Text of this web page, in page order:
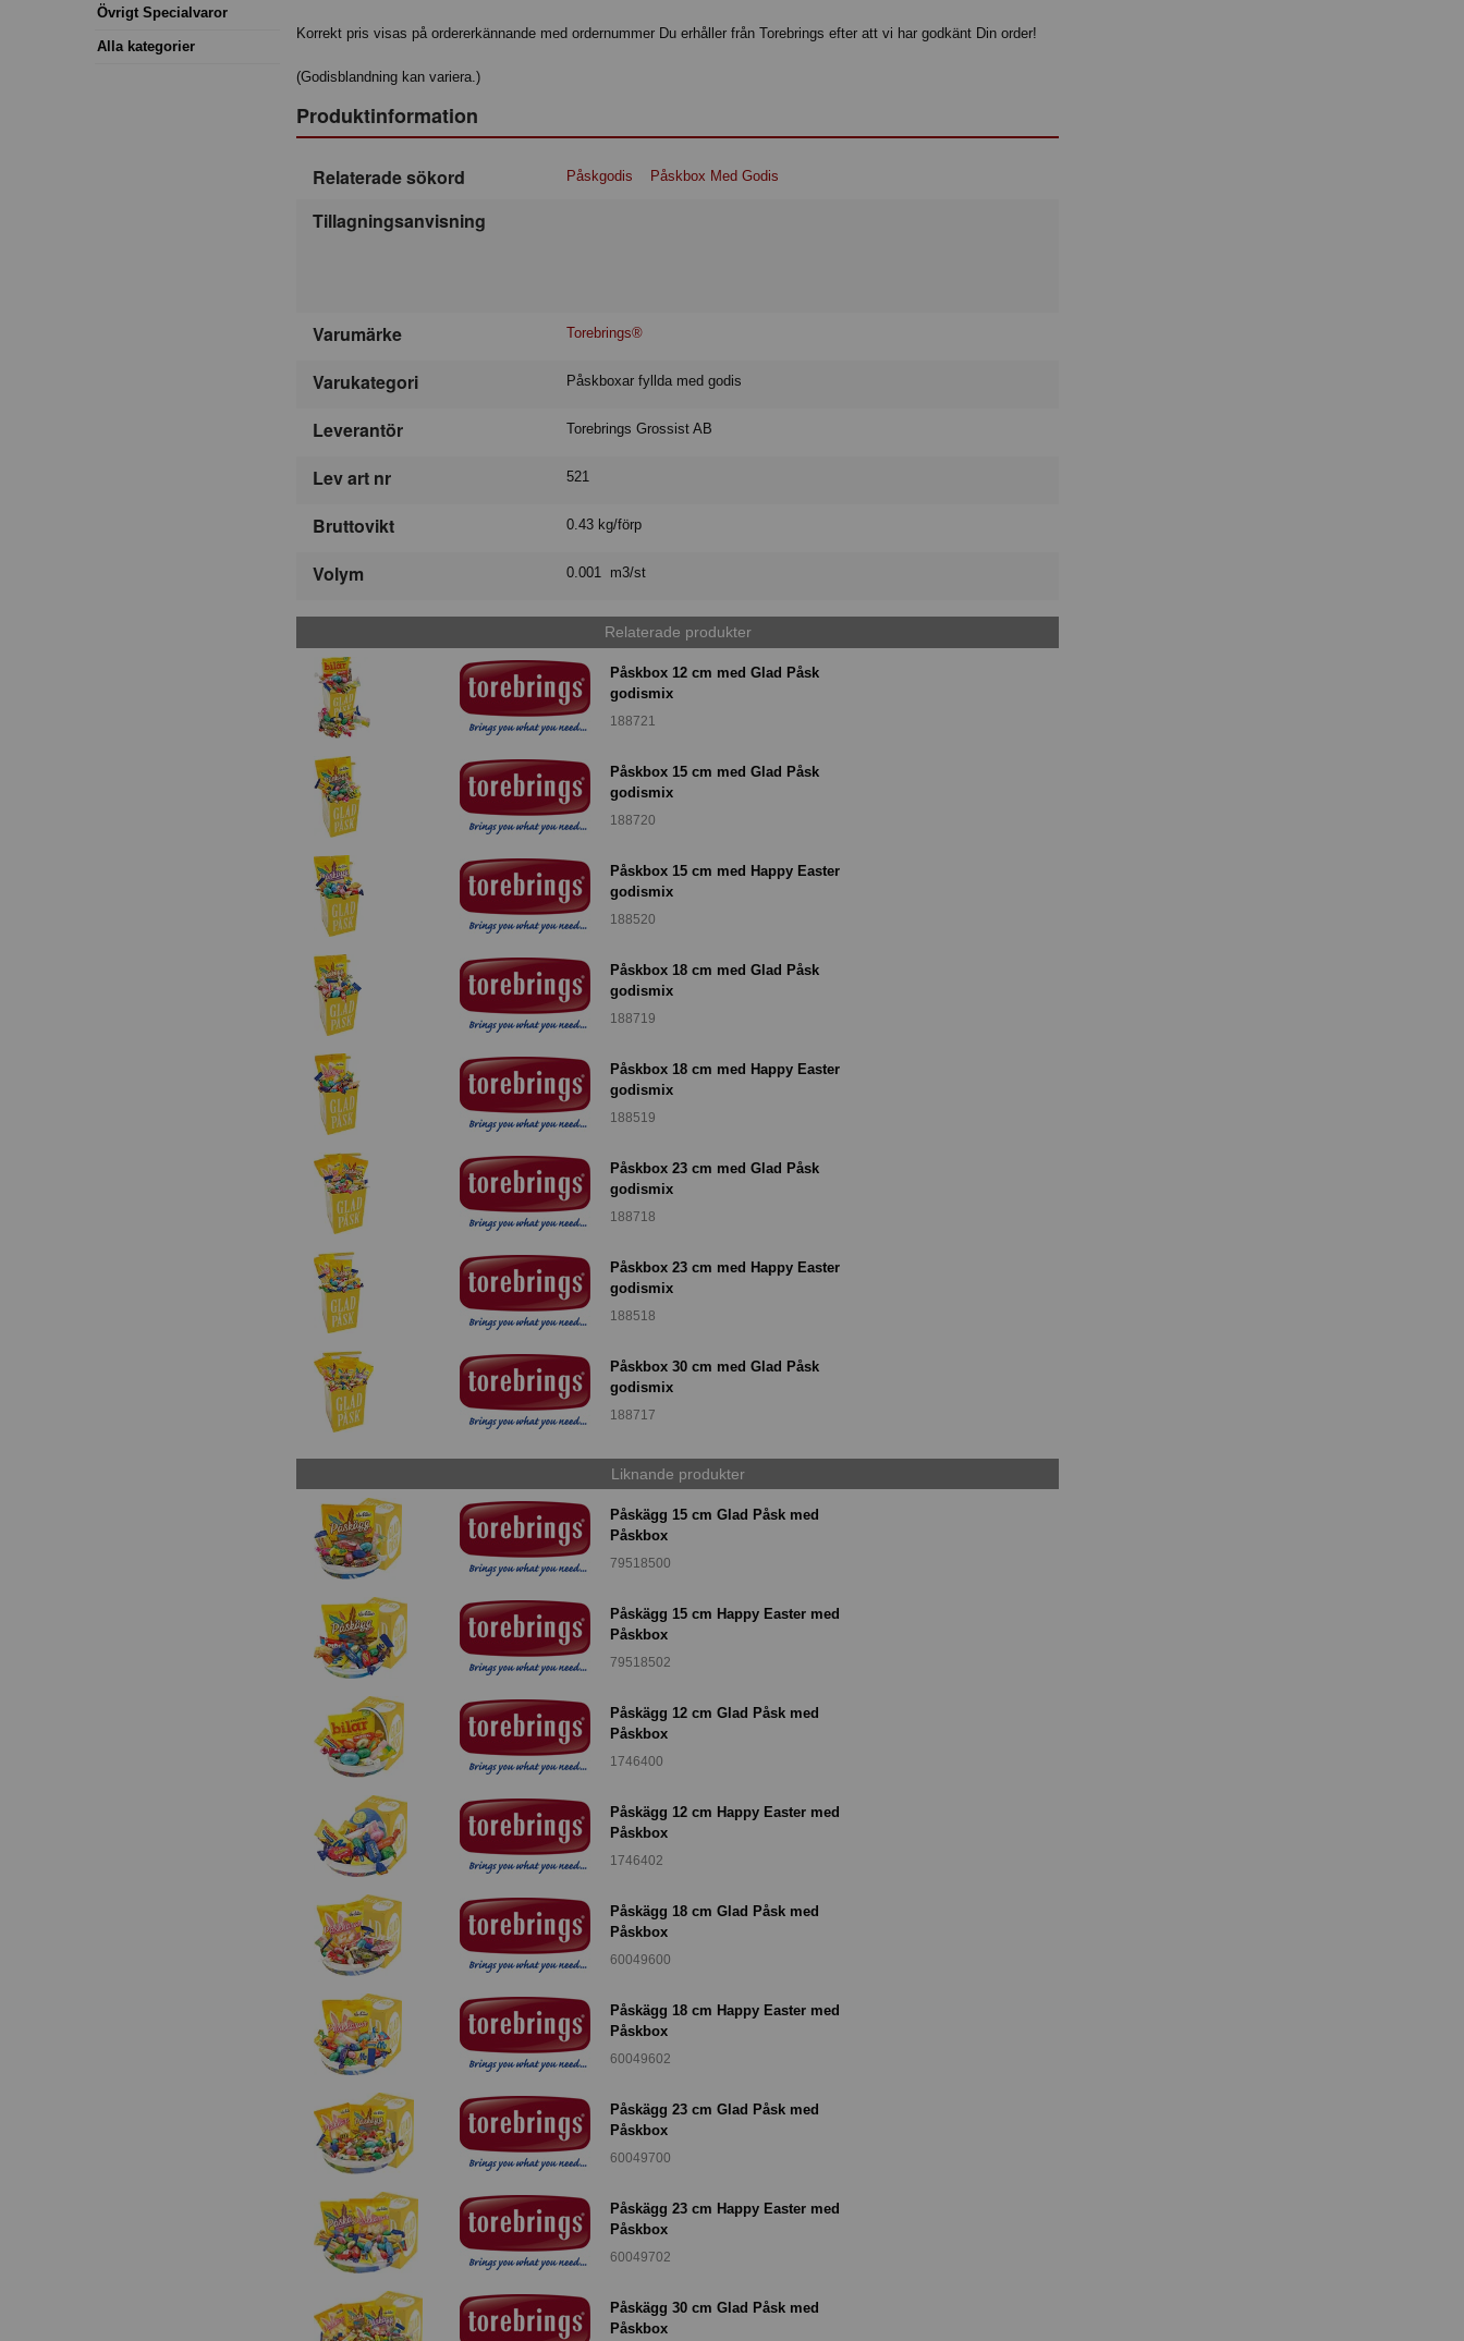
Övrigt Specialvaror
Alla kategorier
Korrekt pris visas på ordererkännande med ordernummer Du erhåller från Torebrings efter att vi har godkänt Din order!
(Godisblandning kan variera.)
Produktinformation
Relaterade sökord Påskgodis Påskbox Med Godis
Tillagningsanvisning
Varumärke Torebrings®
Varukategori Påskboxar fyllda med godis
Leverantör Torebrings Grossist AB
Lev art nr 521
Bruttovikt 0.43 kg/förp
Volym 0.001 m3/st
Relaterade produkter
Påskbox 12 cm med Glad Påsk
godismix
188721
Påskbox 15 cm med Glad Påsk
godismix
188720
Påskbox 15 cm med Happy Easter
godismix
188520
Påskbox 18 cm med Glad Påsk
godismix
188719
Påskbox 18 cm med Happy Easter
godismix
188519
Påskbox 23 cm med Glad Påsk
godismix
188718
Påskbox 23 cm med Happy Easter
godismix
188518
Påskbox 30 cm med Glad Påsk
godismix
188717
Liknande produkter
Påskägg 15 cm Glad Påsk med
Påskbox
79518500
Påskägg 15 cm Happy Easter med
Påskbox
79518502
Påskägg 12 cm Glad Påsk med
Påskbox
1746400
Påskägg 12 cm Happy Easter med
Påskbox
1746402
Påskägg 18 cm Glad Påsk med
Påskbox
60049600
Påskägg 18 cm Happy Easter med
Påskbox
60049602
Påskägg 23 cm Glad Påsk med
Påskbox
60049700
Påskägg 23 cm Happy Easter med
Påskbox
60049702
Påskägg 30 cm Glad Påsk med
Påskbox